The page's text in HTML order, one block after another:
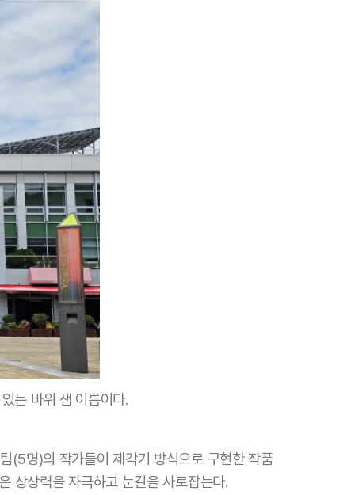
는 바위 샘 이름이다.
(5명)의 작가들이 제각기 방식으로 구현한 작품
상상력을 자극하고 눈길을 사로잡는다.